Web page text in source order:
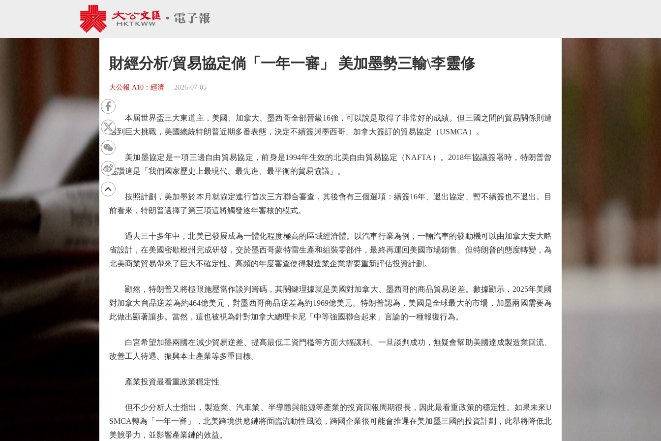
財經分析/貿易協定倘「一年一審」 美加墨勢三輸\李靈修
大公報 A10：經濟 2026-07-05
本屆世界盃三大東道主，美國、加拿大、墨西哥全部晉級16強，可以說是取得了非常好的成績。但三國之間的貿易關係則遭
遇到巨大挑戰，美國總統特朗普近期多番表態，決定不續簽與墨西哥、加拿大簽訂的貿易協定（USMCA）。
美加墨協定是一項三邊自由貿易協定，前身是1994年生效的北美自由貿易協定（NAFTA）。2018年協議簽署時，特朗普曾
盛讚這是「我們國家歷史上最現代、最先進、最平衡的貿易協議」。
按照計劃，美加墨於本月就協定進行首次三方聯合審查，其後會有三個選項：續簽16年、退出協定、暫不續簽也不退出。目
前看來，特朗普選擇了第三項這將觸發逐年審核的模式。
過去三十多年中，北美已發展成為一體化程度極高的區域經濟體。以汽車行業為例，一輛汽車的發動機可以由加拿大安大略
省設計，在美國密歇根州完成研發，交於墨西哥蒙特雷生產和組裝零部件，最終再運回美國市場銷售。但特朗普的態度轉變，為
北美商業貿易帶來了巨大不確定性。高頻的年度審查使得製造業企業需要重新評估投資計劃。
顯然，特朗普又將極限施壓當作談判籌碼，其關鍵理據就是美國對加拿大、墨西哥的商品貿易逆差。數據顯示，2025年美國
對加拿大商品逆差為約464億美元，對墨西哥商品逆差為約1969億美元。特朗普認為，美國是全球最大的市場，加墨兩國需要為
此做出顯著讓步。當然，這也被視為針對加拿大總理卡尼「中等強國聯合起來」言論的一種報復行為。
白宮希望加墨兩國在減少貿易逆差、提高最低工資門檻等方面大幅讓利。一旦談判成功，無疑會幫助美國達成製造業回流、
改善工人待遇、振興本土產業等多重目標。
產業投資最看重政策穩定性
但不少分析人士指出，製造業、汽車業、半導體與能源等產業的投資回報周期很長，因此最看重政策的穩定性。如果未來U
SMCA轉為「一年一審」，北美跨境供應鏈將面臨流動性風險，跨國企業很可能會推遲在美加墨三國的投資計劃，此舉將降低北
美競爭力，並影響產業鏈的效益。